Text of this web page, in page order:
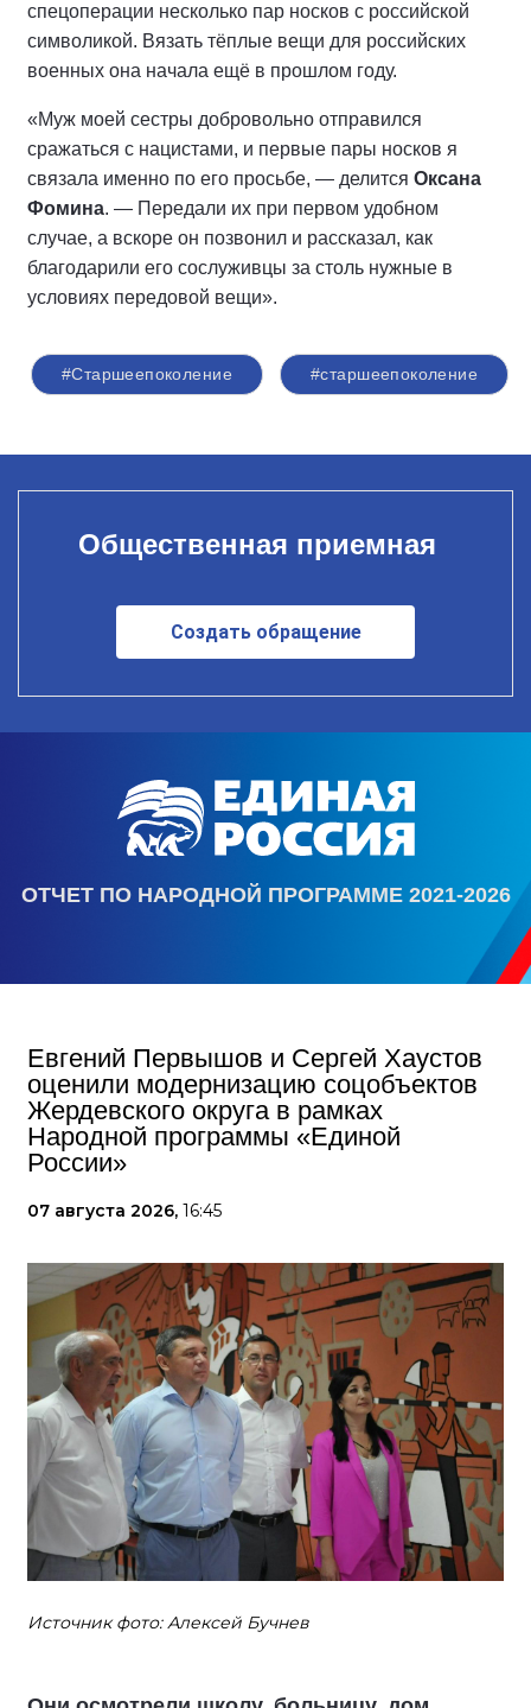
спецоперации несколько пар носков с российской
символикой. Вязать тёплые вещи для российских
военных она начала ещё в прошлом году.
«Муж моей сестры добровольно отправился
сражаться с нацистами, и первые пары носков я
связала именно по его просьбе, — делится Оксана
Фомина. — Передали их при первом удобном
случае, а вскоре он позвонил и рассказал, как
благодарили его сослуживцы за столь нужные в
условиях передовой вещи».
#Старшеепоколение #старшеепоколение
Общественная приемная
Создать обращение
ОТЧЕТ ПО НАРОДНОЙ ПРОГРАММЕ 2021-2026
Евгений Первышов и Сергей Хаустов
оценили модернизацию соцобъектов
Жердевского округа в рамках
Народной программы «Единой
России»
07 августа 2026, 16:45
Источник фото: Алексей Бучнев